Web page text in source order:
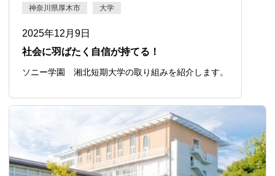
神奈川県厚木市 大学
2025年12月9日
社会に羽ばたく自信が持てる！
ソニー学園 湘北短期大学の取り組みを紹介します。